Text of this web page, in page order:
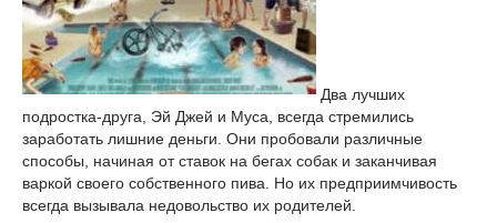
Два лучших
подростка-друга, Эй Джей и Муса, всегда стремились
заработать лишние деньги. Они пробовали различные
способы, начиная от ставок на бегах собак и заканчивая
варкой своего собственного пива. Но их предприимчивость
всегда вызывала недовольство их родителей.